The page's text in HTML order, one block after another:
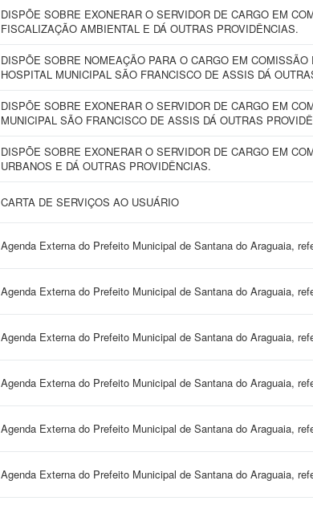
DISPÕE SOBRE EXONERAR O SERVIDOR DE CARGO EM
FISCALIZAÇÃO AMBIENTAL E DÁ OUTRAS PROVIDÊNCIAS.
DISPÕE SOBRE NOMEAÇÃO PARA O CARGO EM
HOSPITAL MUNICIPAL SÃO FRANCISCO DE ASSIS DÁ
DISPÕE SOBRE EXONERAR O SERVIDOR DE CARGO EM
MUNICIPAL SÃO FRANCISCO DE ASSIS DÁ OUTRAS
DISPÕE SOBRE EXONERAR O SERVIDOR DE CARGO EM
URBANOS E DÁ OUTRAS PROVIDÊNCIAS.
CARTA DE SERVIÇOS AO USUÁRIO
Agenda Externa do Prefeito Municipal de Santana do Araguaia,
Agenda Externa do Prefeito Municipal de Santana do Araguaia,
Agenda Externa do Prefeito Municipal de Santana do Araguaia,
Agenda Externa do Prefeito Municipal de Santana do Araguaia,
Agenda Externa do Prefeito Municipal de Santana do Araguaia,
Agenda Externa do Prefeito Municipal de Santana do Araguaia,